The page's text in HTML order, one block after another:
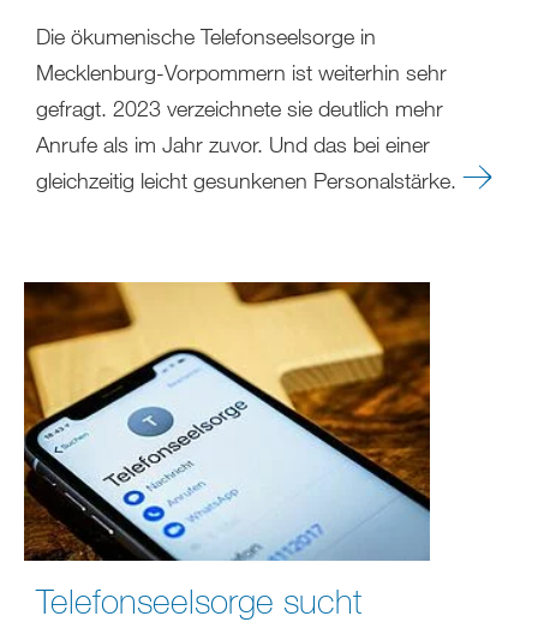
Die ökumenische Telefonseelsorge in
Mecklenburg-Vorpommern ist weiterhin sehr
gefragt. 2023 verzeichnete sie deutlich mehr
Anrufe als im Jahr zuvor. Und das bei einer
gleichzeitig leicht gesunkenen Personalstärke.
Telefonseelsorge sucht